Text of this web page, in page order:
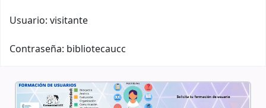
Usuario: visitante
Contraseña: bibliotecaucc